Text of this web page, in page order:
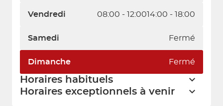
Vendredi 08:00 - 12:0014:00 - 18:00
Samedi Fermé
Dimanche Fermé
Horaires habituels
Horaires exceptionnels à venir